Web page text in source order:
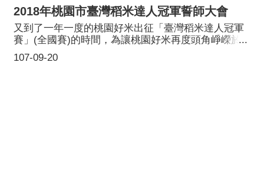
2018年桃園市臺灣稻米達人冠軍誓師大會
107-09-20
又到了一年一度的桃園好米出征「臺灣稻米達人冠軍
賽」(全國賽)的時間，為讓桃園好米再度頭角崢嶸於
全國賽，桃園市政府於9月18日在桃園市政府府前廣場
舉辦誓師大會，為桃園優質農業加油。桃園經各區競